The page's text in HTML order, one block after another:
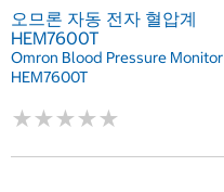
오므론 자동 전자 혈압계
HEM7600T
Omron Blood Pressure Monitor
HEM7600T
★★★★★
★★★★★